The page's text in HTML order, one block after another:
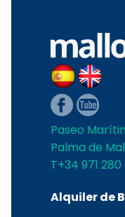
Paseo
Palma de
T+34 971
Alquiler de